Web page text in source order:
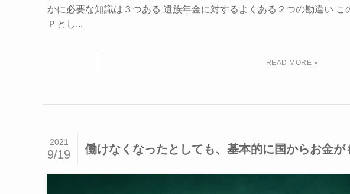
かに必要な知識は３つある 遺族年金に対するよくある２つの勘違い
Ｐとし...
働けなくなったとしても、基本的に国からお金が
2021
9/19